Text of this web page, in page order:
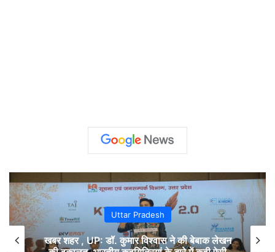
Uttar Pradesh
खबर शहर , UP: डॉ. कुमार विश्वास ने की बेबाक लेखन